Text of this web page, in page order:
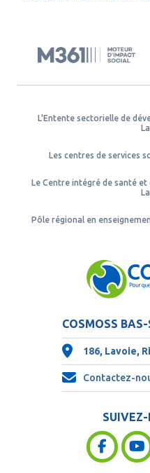
L'Entente sectorielle de
Les centres de services
Le Centre intégré de santé et
Pôle régional en
COSMOSS
186, Lavoie,
Contactez-
SUIVEZ-